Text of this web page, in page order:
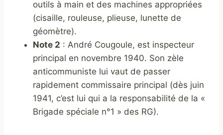
outils à main et des machines appropriées
(cisaille, rouleuse, plieuse, lunette de
géomètre).
Note 2 : André Cougoule, est inspecteur
principal en novembre 1940. Son zèle
anticommuniste lui vaut de passer
rapidement commissaire principal (dès juin
1941, c’est lui qui a la responsabilité de la «
Brigade spéciale n°1 » des RG).